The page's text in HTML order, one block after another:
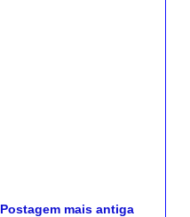
Postagem mais antiga